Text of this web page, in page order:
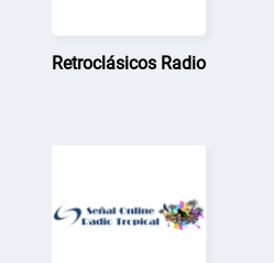
Retroclásicos Radio